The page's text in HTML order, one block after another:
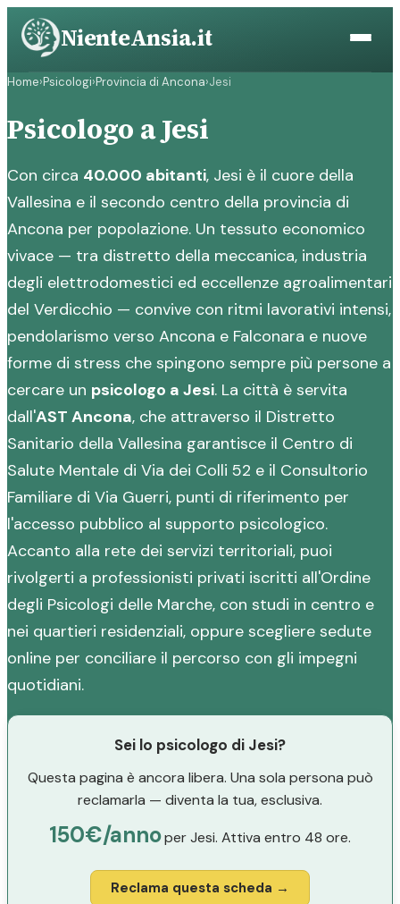
Vai
contenuto
NienteAnsia.it
Home›Psicologi›Provincia di Ancona›Jesi
Psicologo a Jesi
Con circa 40.000 abitanti, Jesi è il cuore della
Vallesina e il secondo centro della provincia di
Ancona per popolazione. Un tessuto economico
vivace — tra distretto della meccanica, industria
degli elettrodomestici ed eccellenze agroalimentari
del Verdicchio — convive con ritmi lavorativi intensi,
pendolarismo verso Ancona e Falconara e nuove
forme di stress che spingono sempre più persone a
cercare un psicologo a Jesi. La città è servita
dall'AST Ancona, che attraverso il Distretto
Sanitario della Vallesina garantisce il Centro di
Salute Mentale di Via dei Colli 52 e il Consultorio
Familiare di Via Guerri, punti di riferimento per
l'accesso pubblico al supporto psicologico.
Accanto alla rete dei servizi territoriali, puoi
rivolgerti a professionisti privati iscritti all'Ordine
degli Psicologi delle Marche, con studi in centro e
nei quartieri residenziali, oppure scegliere sedute
online per conciliare il percorso con gli impegni
quotidiani.
Sei lo psicologo di Jesi?
Questa pagina è ancora libera. Una sola persona può
reclamarla — diventa la tua, esclusiva.
150€/annoper Jesi. Attiva entro 48 ore.
Reclama questa scheda →